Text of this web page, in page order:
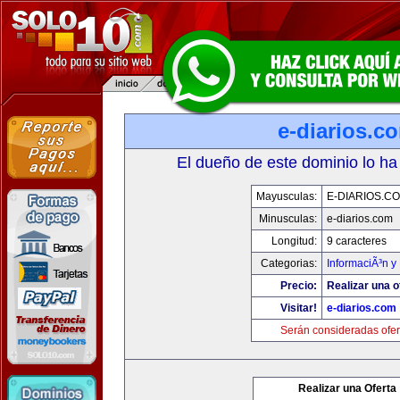
e-
El dueño de este dominio lo
Mayusculas:
E-
Minusculas:
e-diarios.com
Longitud:
9 caracteres
Categorias:
InformaciÃ³n
Precio:
Realizar una
Visitar!
e-diarios.com
Serán consideradas
Realizar una Oferta